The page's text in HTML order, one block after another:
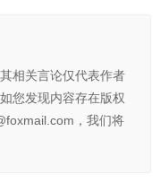
相关言论仅代表作者
您发现内容存在版权
，我们将